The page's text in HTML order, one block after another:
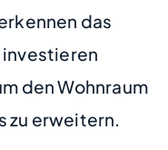
das
den Wohnraum
zu erweitern.